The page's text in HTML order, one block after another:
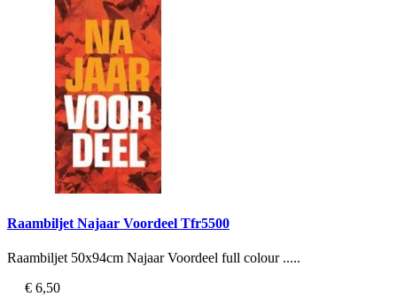
Raambiljet Najaar Voordeel Tfr5500
Raambiljet 50x94cm Najaar Voordeel full colour .....
€ 6,50